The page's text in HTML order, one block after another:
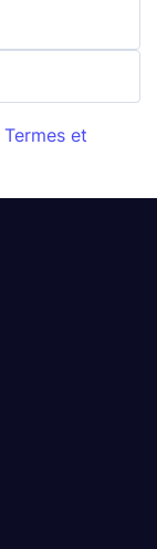
Termes et